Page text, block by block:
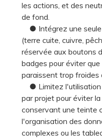
les actions, et des
de fond.
● Intégrez une seule
(terre cuite, cuivre,
réservée aux boutons
badges pour éviter
paraissent trop froides
● Limitez l'utilisation
par projet pour éviter
conservant une teinte
l'organisation des
complexes ou les